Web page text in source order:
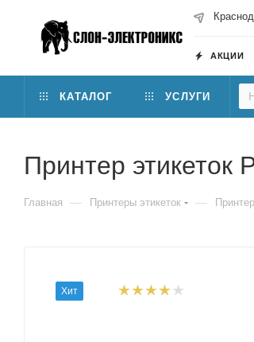
АКЦИИ
КАТАЛОГ УСЛУГИ
Принтер этикеток
Главная — Принтеры этикеток —
Хит